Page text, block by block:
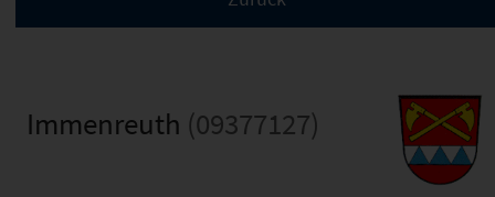
Immenreuth (09377127)